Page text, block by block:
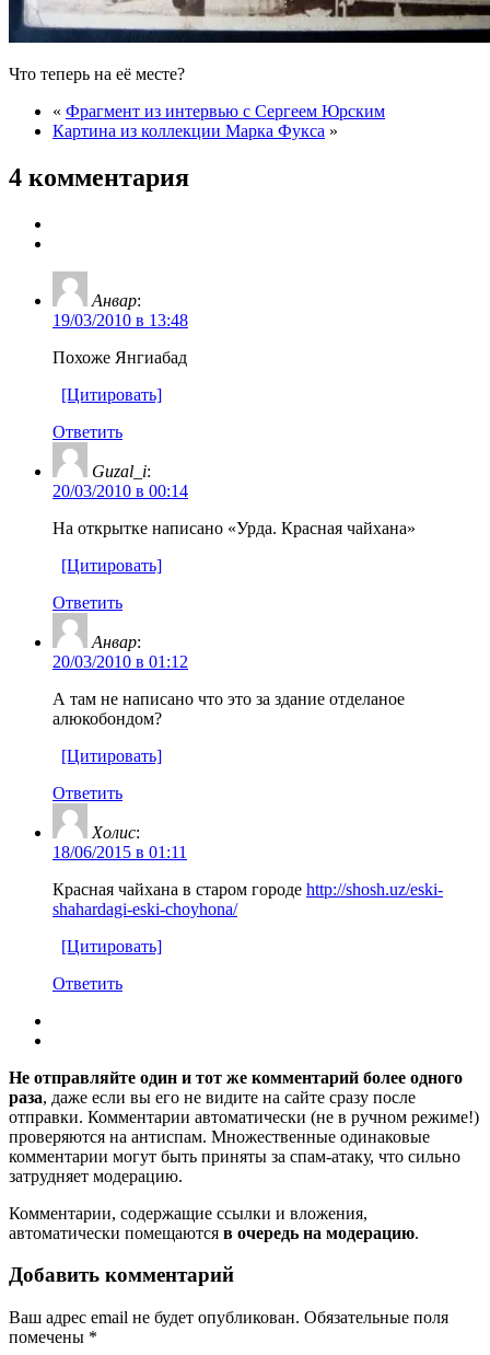
Что теперь на её месте?
« Фрагмент из интервью с Сергеем Юрским
Картина из коллекции Марка Фукса »
4 комментария
Анвар:
19/03/2010 в 13:48
Похоже Янгиабад
[Цитировать]
Ответить
Guzal_i:
20/03/2010 в 00:14
На открытке написано «Урда. Красная чайхана»
[Цитировать]
Ответить
Анвар:
20/03/2010 в 01:12
А там не написано что это за здание отделаное
алюкобондом?
[Цитировать]
Ответить
Холис:
18/06/2015 в 01:11
Красная чайхана в старом городе http://shosh.uz/eski-
shahardagi-eski-choyhona/
[Цитировать]
Ответить
Не отправляйте один и тот же комментарий более одного
раза, даже если вы его не видите на сайте сразу после
отправки. Комментарии автоматически (не в ручном режиме!)
проверяются на антиспам. Множественные одинаковые
комментарии могут быть приняты за спам-атаку, что сильно
затрудняет модерацию.
Комментарии, содержащие ссылки и вложения,
автоматически помещаются в очередь на модерацию.
Добавить комментарий
Ваш адрес email не будет опубликован. Обязательные поля
помечены *